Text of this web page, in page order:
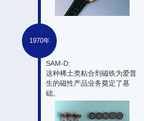
1970年
SAM-D:
这种稀土类粘合剂磁铁为爱普
生的磁性产品业务奠定了基
础。